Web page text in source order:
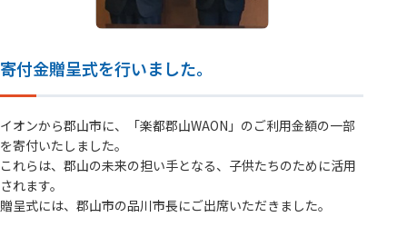
寄付金贈呈式を行いました。
イオンから郡山市に、「楽都郡山WAON」のご利用金額の一部
を寄付いたしました。
これらは、郡山の未来の担い手となる、子供たちのために活用
されます。
贈呈式には、郡山市の品川市長にご出席いただきました。